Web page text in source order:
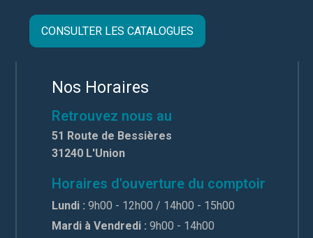
CONSULTER LES CATALOGUES
Nos Horaires
Retrouvez nous au
51 Route de Bessières
31240 L'Union
Horaires d'ouverture du comptoir
Lundi : 9h00 - 12h00 / 14h00 - 15h00
Mardi à Vendredi : 9h00 - 14h00